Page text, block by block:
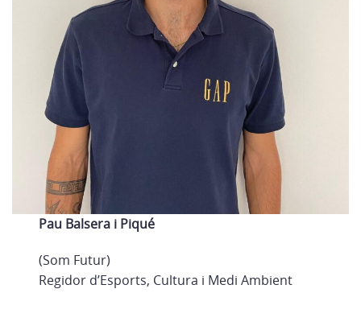
Pau Balsera i Piqué
(Som Futur)
Regidor d’Esports, Cultura i Medi Ambient